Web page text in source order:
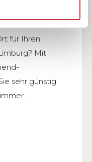
für Ihren
Mit
sehr günstig